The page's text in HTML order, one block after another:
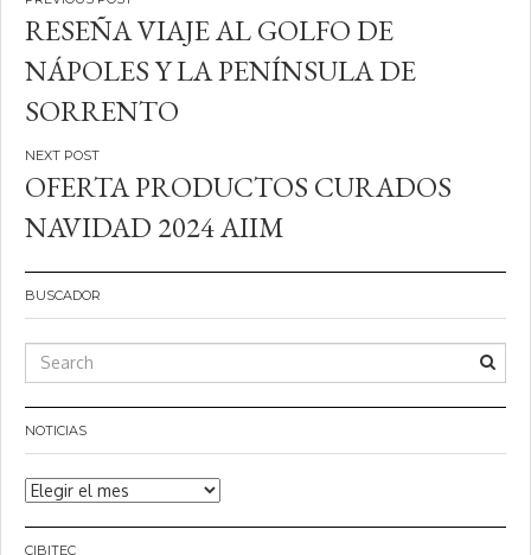
de
entradas
RESEÑA VIAJE AL GOLFO DE
NÁPOLES Y LA PENÍNSULA DE
SORRENTO
OFERTA PRODUCTOS CURADOS
NAVIDAD 2024 AIIM
BUSCADOR
NOTICIAS
Noticias
CIBITEC